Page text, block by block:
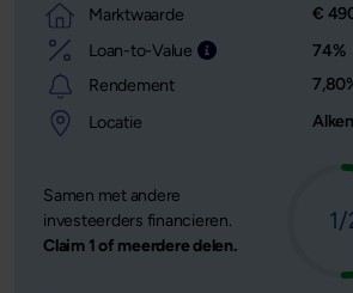
Marktwaarde
€
Loan-to-Value
Leensom afgezet
74%
Rendement
Locatie
Samen met andere
investeerders financieren.
Claim 1 of meerdere delen.